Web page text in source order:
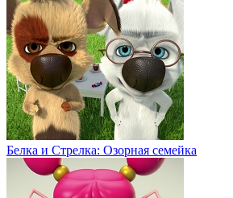
Белка и Стрелка: Озорная семейка